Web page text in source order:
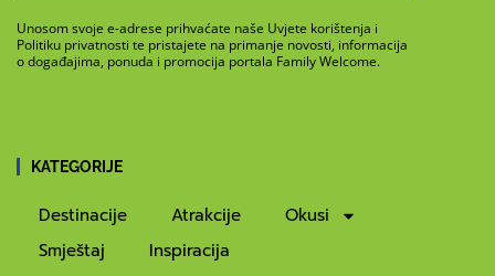
Unosom svoje e-adrese prihvaćate naše Uvjete korištenja i
Politiku privatnosti te pristajete na primanje novosti, informacija
o događajima, ponuda i promocija portala Family Welcome.
KATEGORIJE
Destinacije Atrakcije
Okusi
Smještaj
Inspiracija